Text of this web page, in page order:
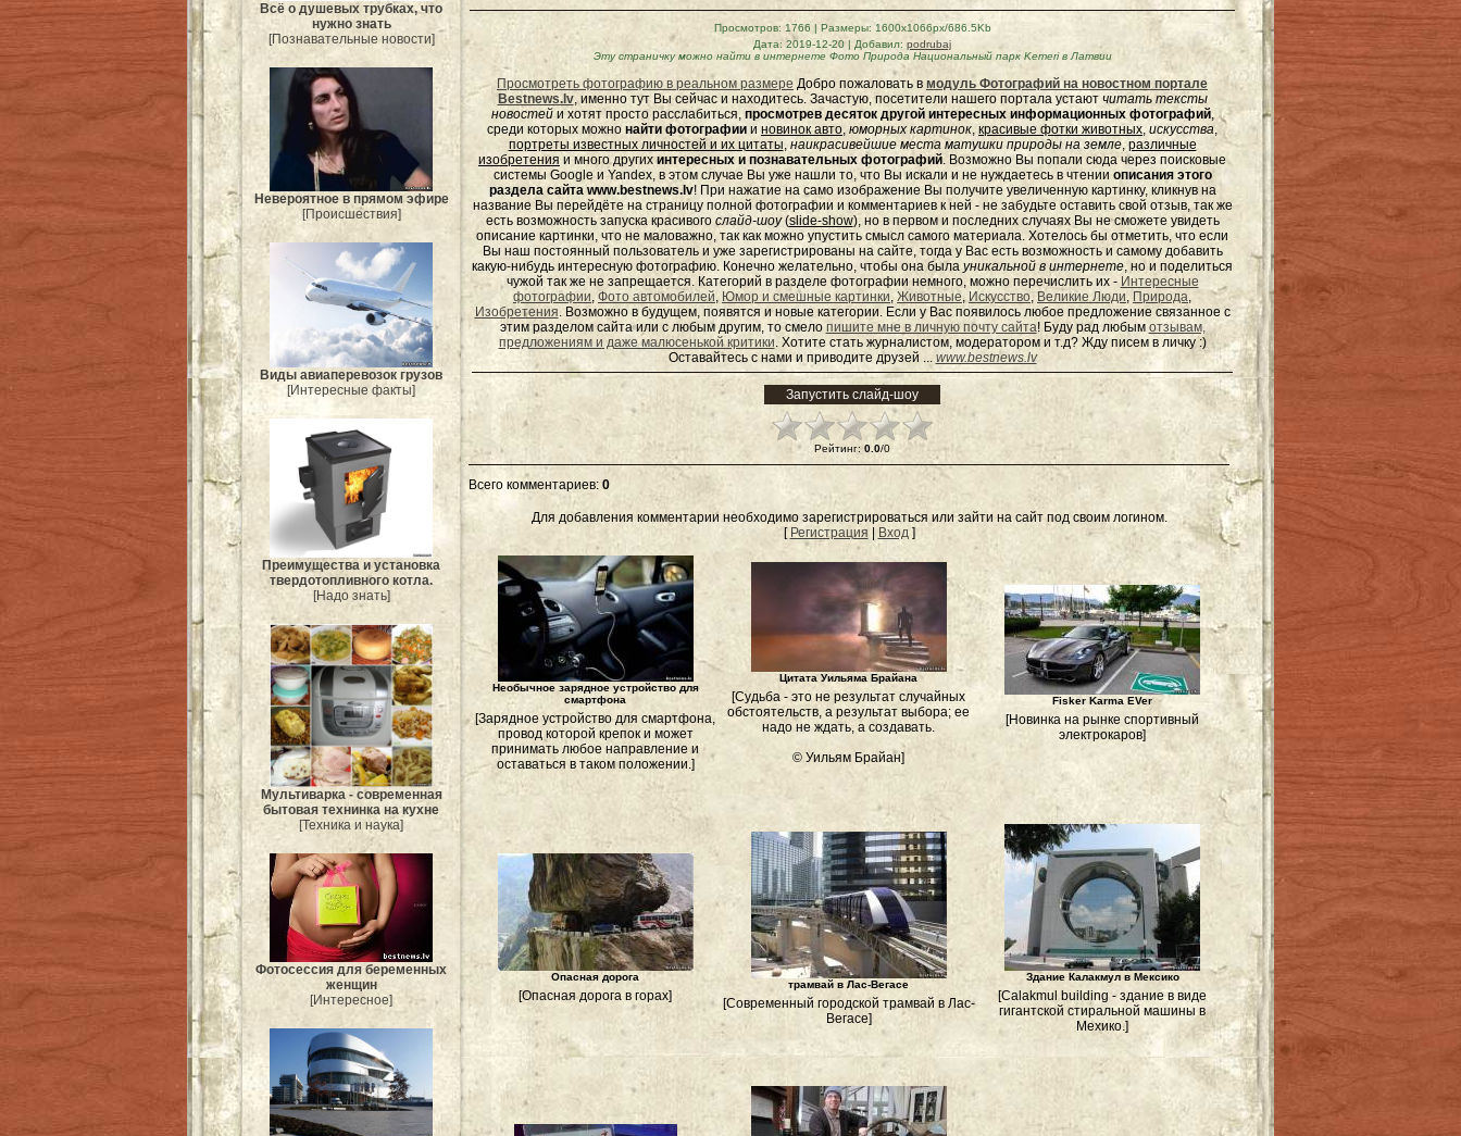
Всё о душевых трубках, что
нужно знать
[Познавательные новости]
Невероятное в прямом эфире
[Происшествия]
Виды авиаперевозок грузов
[Интересные факты]
Преимущества и установка
твердотопливного котла.
[Надо знать]
Мультиварка - современная
бытовая технинка на кухне
[Техника и наука]
Фотосессия для беременных
женщин
[Интересное]
Просмотров: 1766 | Размеры: 1600x1066px/686.5Kb
Дата: 2019-12-20 | Добавил: podrubaj
Эту страничку можно найти в интернете Фото Природа Национальный парк Kemeri в Латвии
Просмотреть фотографию в реальном размере Добро пожаловать в модуль Фотографий на новостном портале
Bestnews.lv, именно тут Вы сейчас и находитесь. Зачастую, посетители нашего портала устают читать тексты
новостейи хотят просто расслабиться, просмотрев десяток другой интересных информационных фотографий,
среди которых можно найти фотографии и новинок авто, юморных картинок, красивые фотки животных, искусства,
портреты известных личностей и их цитаты, наикрасивейшие места матушки природы на земле,различные
изобретения и много других интересных и познавательных фотографий. Возможно Вы попали сюда через поисковые
системы Google и Yandex, в этом случае Вы уже нашли то, что Вы искали и не нуждаетесь в чтении описания этого
раздела сайта www.bestnews.lv! При нажатие на само изображение Вы получите увеличенную картинку, кликнув на
название Вы перейдёте на страницу полной фотографии и комментариев к ней - не забудьте оставить свой отзыв, так же
есть возможность запуска красивого слайд-шоу(slide-show), но в первом и последних случаях Вы не сможете увидеть
описание картинки, что не маловажно, так как можно упустить смысл самого материала. Хотелось бы отметить, что если
Вы наш постоянный пользователь и уже зарегистрированы на сайте, тогда у Вас есть возможность и самому добавить
какую-нибудь интересную фотографию. Конечно желательно, чтобы она была уникальной в интернете, но и поделиться
чужой так же не запрещается. Категорий в разделе фотографии немного, можно перечислить их - Интересные
фотографии, Фото автомобилей, Юмор и смешные картинки, Животные, Искусство,Великие Люди, Природа,
Изобретения. Возможно в будущем, появятся и новые категории. Если у Вас появилось любое предложение связанное с
этим разделом сайта или с любым другим, то смело пишите мне в личную почту сайта! Буду рад любым отзывам,
предложениям и даже малюсенькой критики. Хотите стать журналистом, модератором и т.д? Жду писем в личку:)
Оставайтесь с нами и приводите друзей ... www.bestnews.lv
Рейтинг: 0.0/0
Всего комментариев: 0
Для добавления комментарии необходимо зарегистрироваться или зайти на сайт под своим логином.
[ Регистрация Вход]
Необычное зарядное устройство для
смартфона
[Зарядное устройство для смартфона,
провод которой крепок и может
принимать любое направление и
оставаться в таком положении.]
Цитата Уильяма Брайана
[Судьба - это не результат случайных
обстоятельств, а результат выбора; ее
надо не ждать, а создавать.
© Уильям Брайан]
Fisker Karma EVer
[Новинка на рынке спортивный
электрокаров]
Опасная дорога
[Опасная дорога в горах]
трамвай в Лас-Вегасе
[Современный городской трамвай в Лас-
Вегасе]
Здание Калакмул в Мексико
[Calakmul building - здание в виде
гигантской стиральной машины в
Мехико.]